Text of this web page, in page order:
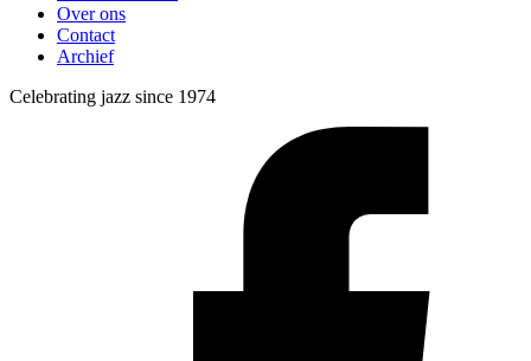
Over ons
Contact
Archief
Celebrating jazz since 1974